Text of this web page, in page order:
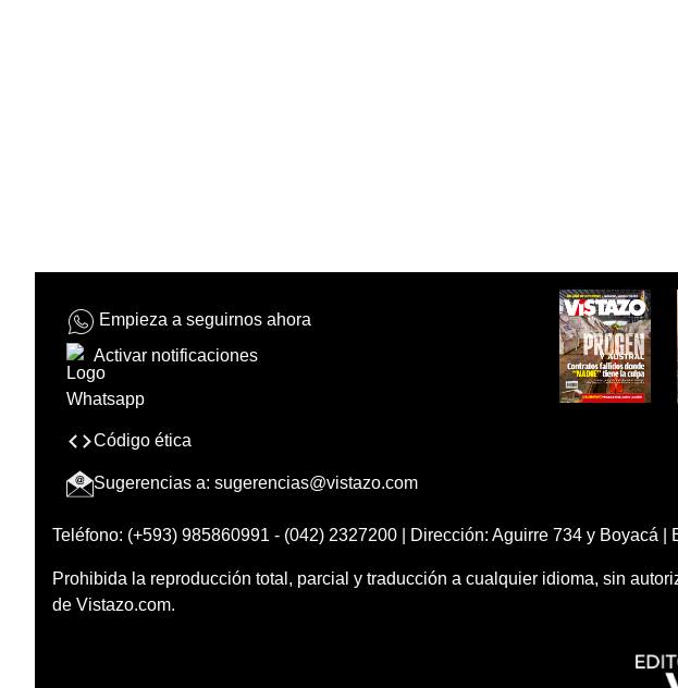
Empieza a seguirnos ahora
Activar notificaciones
Código ética
Sugerencias a: sugerencias@vistazo.com
Teléfono: (+593) 985860991 - (042) 2327200 | Dirección: Aguirre 734 y Boyacá |
Prohibida la reproducción total, parcial y traducción a cualquier idioma, sin
de Vistazo.com.